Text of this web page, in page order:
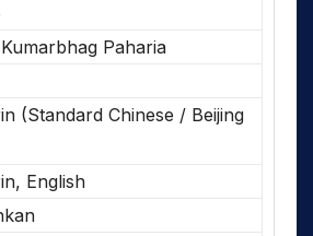
Paharia
(Standard Chinese / Beijing
English